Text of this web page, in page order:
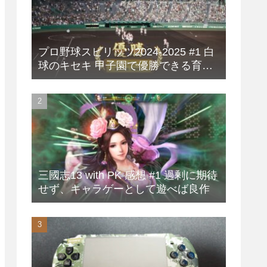
プロ野球スピリッツ2024-2025 #1 白
球のキセキ 甲子園で優勝できる育成
方法
三國志13 with PK 感想 #1 過剰に期待
せず、キャラゲーとして遊べば良作